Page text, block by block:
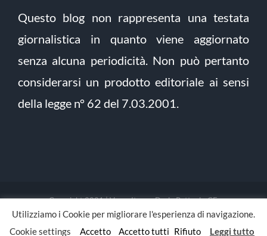
Questo blog non rappresenta una testata
giornalistica in quanto viene aggiornato
senza alcuna periodicità. Non può pertanto
considerarsi un prodotto editoriale ai sensi
della legge n° 62 del 7.03.2001.
Copyright 2021 | Verso Itaca - Dario Pettoni - CF:
PTTDRA88L03F205E | Tutti i diritti riservati | Sito sviluppato da
yoto Digital Agency
Utilizziamo i Cookie per migliorare l'esperienza di navigazione.
Cookie settings
Accetto Accetto tutti Rifiuto Leggi tutto